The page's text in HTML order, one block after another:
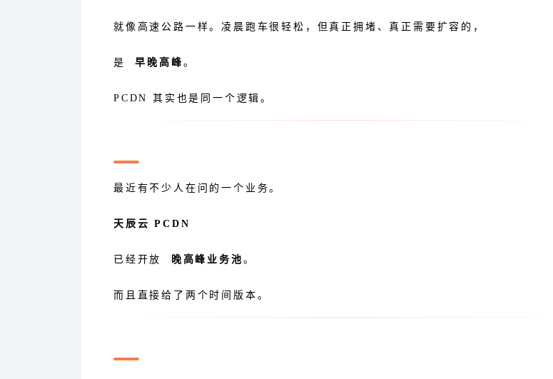
就像高速公路一样。凌晨跑车很轻松，但真正拥堵、真正需要扩容的，
是早晚高峰 。
PCDN 其实也是同一个逻辑。
最近有不少人在问的一个业务。
天辰云 PCDN
已经开放 晚高峰业务池 。
而且直接给了两个时间版本。